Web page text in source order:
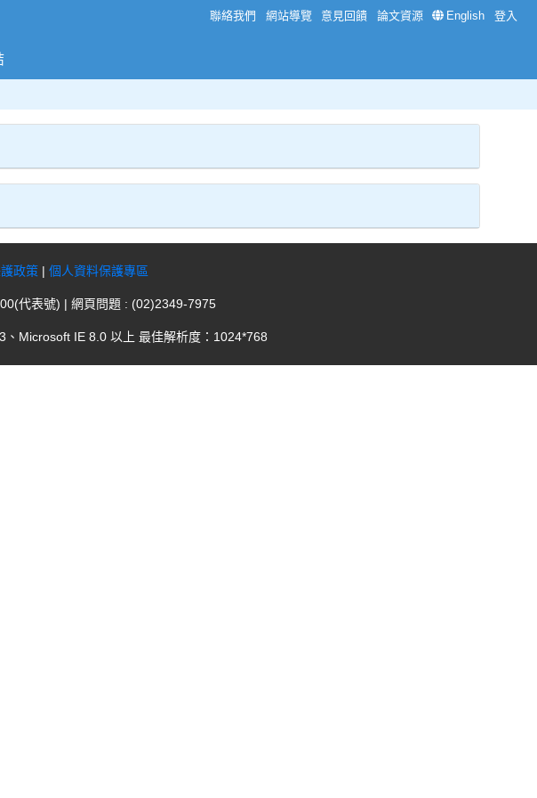
聯絡我們 網站導覽 意見回饋 論文資源 English 登入
政策 | 個人資料保護專區
代表號) | 網頁問題 : (02)2349-7975
Microsoft IE 8.0 以上 最佳解析度：1024*768